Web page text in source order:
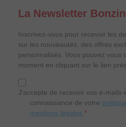
La Newsletter
Inscrivez-vous pour recevoir les
sur les nouveautés, des offres
personnalisés. Vous pouvez vous
moment en cliquant sur le lien
J'accepte de recevoir vos e-mails
connaissance de votre
mentions légales